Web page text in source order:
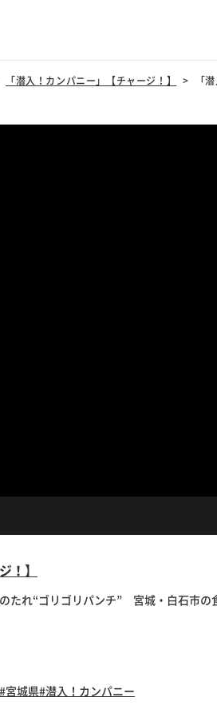
「潜入！カンパニー」【チャージ！】 「
！】
たれ“ゴリゴリパンチ” 宮城・白石市の
#宮城県#潜入！カンパニー